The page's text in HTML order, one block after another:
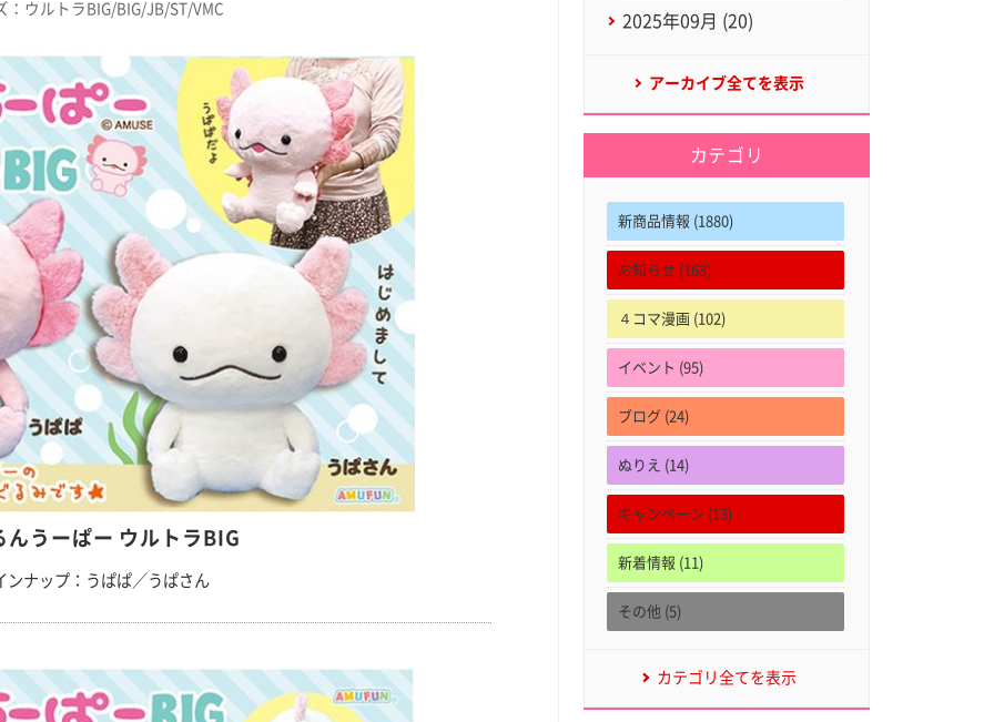
：ウルトラBIG/BIG/JB/ST/VMC
んうーぱー ウルトラBIG
ンナップ：うぱぱ／うぱさん
2025年09月 (20)
アーカイブ全てを表示
カテゴリ
新商品情報 (1880)
お知らせ (168)
４コマ漫画 (102)
イベント (95)
ブログ (24)
ぬりえ (14)
キャンペーン (13)
新着情報 (11)
その他 (5)
カテゴリ全てを表示